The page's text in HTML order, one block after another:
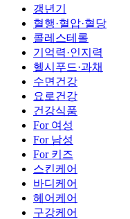
갱년기
혈행·혈압·혈당
콜레스테롤
기억력·인지력
헬시푸드·과채
수면건강
요로건강
건강식품
For 여성
For 남성
For 키즈
스킨케어
바디케어
헤어케어
구강케어